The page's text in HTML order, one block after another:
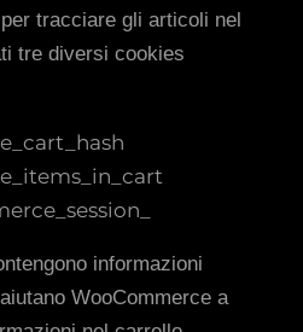
tracciare gli articoli nel
tre diversi cookies
informazioni
WooCommerce a